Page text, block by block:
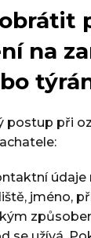
na
postup při
údaje
jméno,